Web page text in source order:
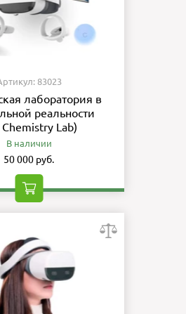
83023
лаборатория в
реальности
Chemistry Lab)
В наличии
50 000 руб.